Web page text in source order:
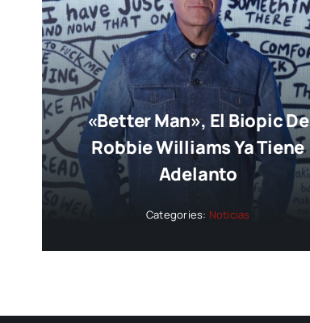
«Better Man», El Biopic De
Robbie Williams Ya Tiene
Adelanto
Categories: Noticias